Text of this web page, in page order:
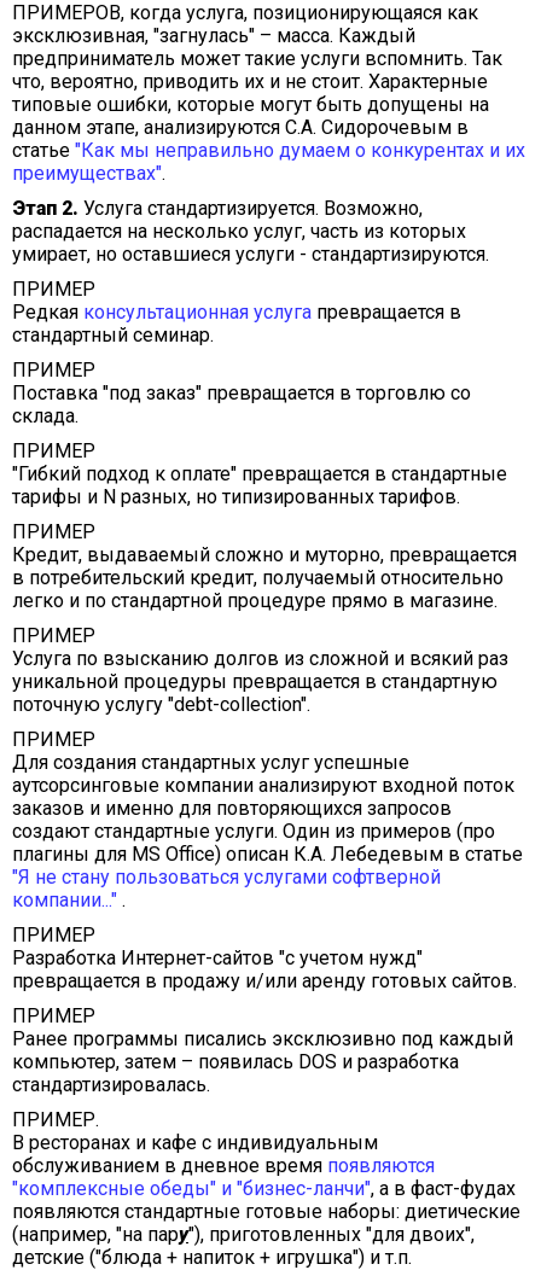
ПРИМЕРОВ, когда услуга, позиционирующаяся как
эксклюзивная, "загнулась" – масса. Каждый
предприниматель может такие услуги вспомнить. Так
что, вероятно, приводить их и не стоит. Характерные
типовые ошибки, которые могут быть допущены на
данном этапе, анализируются С.А. Сидорочевым в
статье "Как мы неправильно думаем о конкурентах и их
преимуществах".
Этап 2. Услуга стандартизируется. Возможно,
распадается на несколько услуг, часть из которых
умирает, но оставшиеся услуги - стандартизируются.
ПРИМЕР
Редкая консультационная услуга превращается в
стандартный семинар.
ПРИМЕР
Поставка "под заказ" превращается в торговлю со
склада.
ПРИМЕР
"Гибкий подход к оплате" превращается в стандартные
тарифы и N разных, но типизированных тарифов.
ПРИМЕР
Кредит, выдаваемый сложно и муторно, превращается
в потребительский кредит, получаемый относительно
легко и по стандартной процедуре прямо в магазине.
ПРИМЕР
Услуга по взысканию долгов из сложной и всякий раз
уникальной процедуры превращается в стандартную
поточную услугу "debt-collection".
ПРИМЕР
Для создания стандартных услуг успешные
аутсорсинговые компании анализируют входной поток
заказов и именно для повторяющихся запросов
создают стандартные услуги. Один из примеров (про
плагины для MS Office) описан К.А. Лебедевым в статье
"Я не стану пользоваться услугами софтверной
компании..." .
ПРИМЕР
Разработка Интернет-сайтов "с учетом нужд"
превращается в продажу и/или аренду готовых сайтов.
ПРИМЕР
Ранее программы писались эксклюзивно под каждый
компьютер, затем – появилась DOS и разработка
стандартизировалась.
ПРИМЕР.
В ресторанах и кафе с индивидуальным
обслуживанием в дневное время появляются
"комплексные обеды" и "бизнес-ланчи", а в фаст-фудах
появляются стандартные готовые наборы: диетические
(например, "на пару"), приготовленных "для двоих",
детские ("блюда + напиток + игрушка") и т.п.